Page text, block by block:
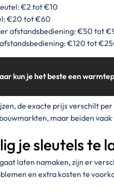
€2 tot €10
€20 tot €60
afstandsbediening: €50 tot
€120 tot
kun je het beste een
de exacte prijs verschilt
maar beiden
je sleutels te
laten namaken, zijn er
en extra kosten te